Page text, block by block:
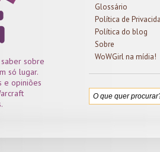
sobre
só lugar.
e opiniões
Glossário
Política de
Política do blog
Sobre
WoWGirl na mídia!